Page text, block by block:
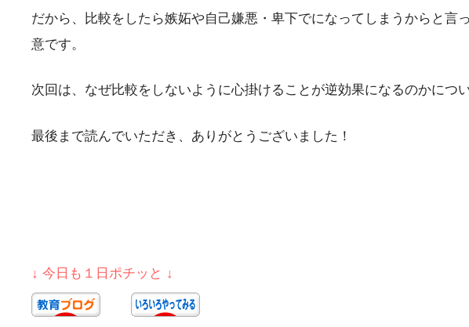
だから、比較をしたら嫉妬や自己嫌悪・卑下でになってしまうからと
意です。
次回は、なぜ比較をしないように心掛けることが逆効果になるのかにつ
最後まで読んでいただき、ありがとうございました！
↓ 今日も１日ポチッと ↓